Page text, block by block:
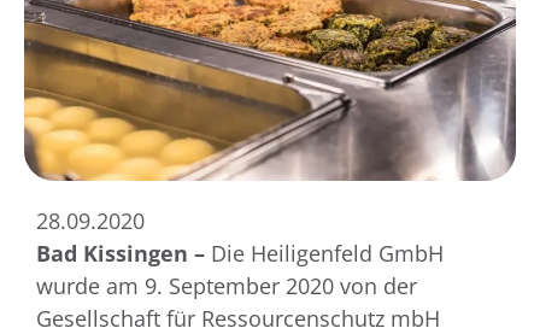
28.09.2020
Bad Kissingen – Die Heiligenfeld GmbH
wurde am 9. September 2020 von der
Gesellschaft für Ressourcenschutz mbH